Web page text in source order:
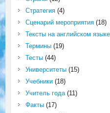
Стратегия(4)
Сценарий мероприятия(18)
Тексты на английском языке
Термины(19)
Тесты(44)
Университеты(15)
Учебники(18)
Учитель года(11)
Факты(17)